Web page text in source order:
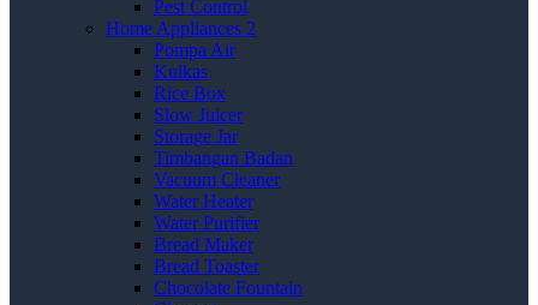
Pest Control
Home Appliances 2
Pompa Air
Kulkas
Rice Box
Slow Juicer
Storage Jar
Timbangan Badan
Vacuum Cleaner
Water Heater
Water Purifier
Bread Maker
Bread Toaster
Chocolate Fountain